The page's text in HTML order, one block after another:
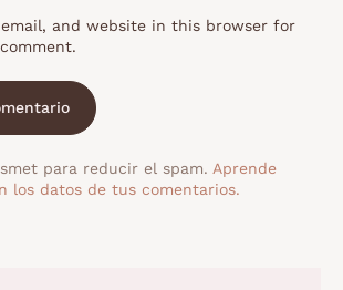
email, and website in this browser for
para reducir el spam. Aprende
los datos de tus comentarios.